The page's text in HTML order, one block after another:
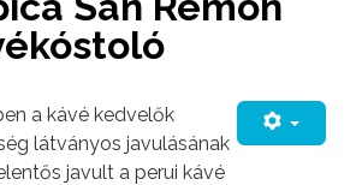
a kávé kedvelők
látványos javulásának
javult a perui kávé